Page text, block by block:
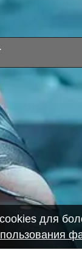
для